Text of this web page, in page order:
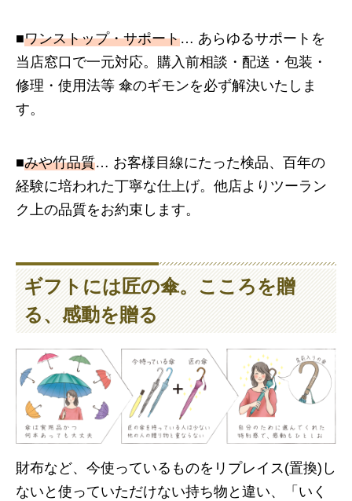
■ワンストップ・サポート… あらゆるサポートを
当店窓口で一元対応。購入前相談・配送・包装・
修理・使用法等 傘のギモンを必ず解決いたしま
す。
■みや竹品質… お客様目線にたった検品、百年の
経験に培われた丁寧な仕上げ。 他店よりツーラン
ク上の品質をお約束します。
ギフトには匠の傘。こころを贈
る、感動を贈る
財布など、今使っているものをリプレイス(置換)し
ないと使っていただけない持ち物と違い、「いく